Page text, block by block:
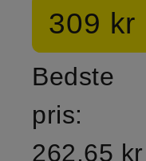
309 kr
Bedste
pris:
262,65 kr